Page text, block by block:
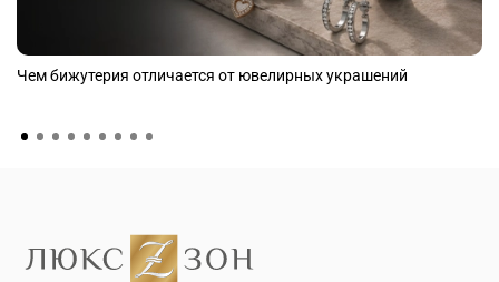
Чем бижутерия отличается от ювелирных украшений